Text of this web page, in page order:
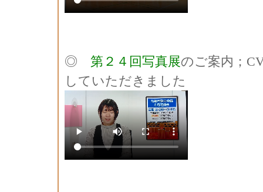
◎ 第２４回写真展のご案内；
していただきました